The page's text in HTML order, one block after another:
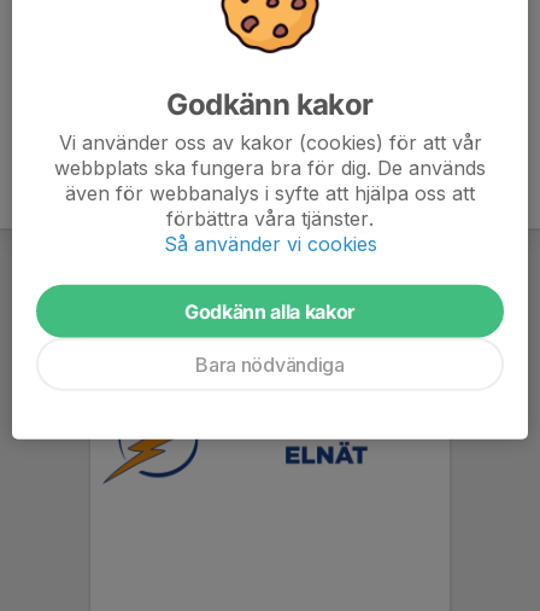
Godkänn kakor
Vi använder oss av kakor (cookies) för att vår
webbplats ska fungera bra för dig. De används
även för webbanalys i syfte att hjälpa oss att
förbättra våra tjänster.
Så använder vi cookies
Godkänn alla kakor
Bara nödvändiga